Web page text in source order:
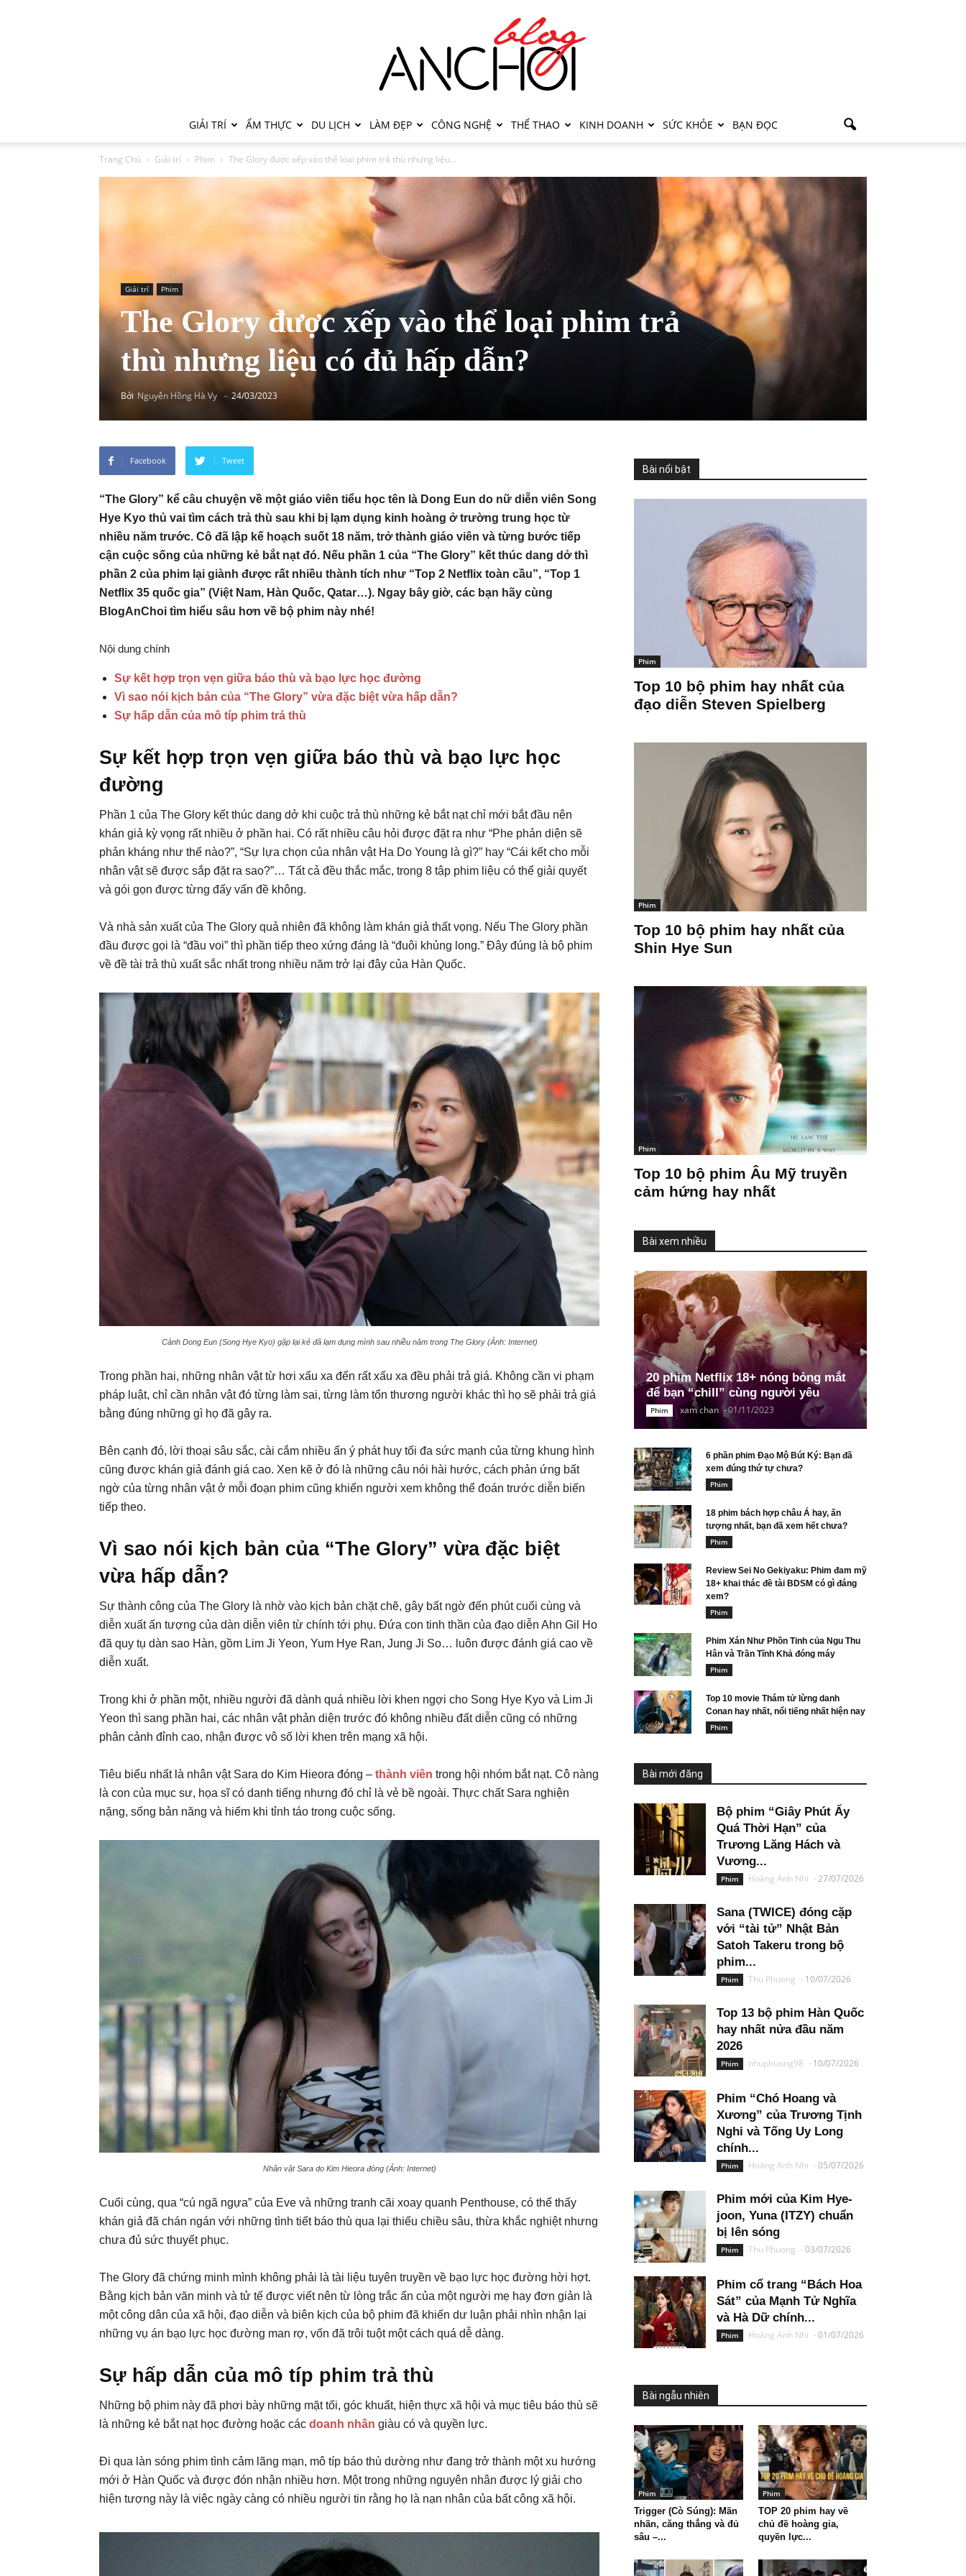
GIẢI TRÍ ẨM THỰC DU LỊCH LÀM ĐẸP CÔNG NGHỆ THỂ THAO KINH DOANH SỨC KHỎE BẠN ĐỌC
Trang Chủ Giải trí Phim The Glory được xếp vào thể loại phim trả thù nhưng liệu...
Giải trí Phim
The Glory được xếp vào thể loại phim trả
thù nhưng liệu có đủ hấp dẫn?
Bởi Nguyễn Hồng Hà Vy - 24/03/2023
Facebook Tweet
“The Glory” kể câu chuyện về một giáo viên tiểu học tên là Dong Eun do nữ diễn viên Song
Hye Kyo thủ vai tìm cách trả thù sau khi bị lạm dụng kinh hoàng ở trường trung học từ
nhiều năm trước. Cô đã lập kế hoạch suốt 18 năm, trở thành giáo viên và từng bước tiếp
cận cuộc sống của những kẻ bắt nạt đó. Nếu phần 1 của “The Glory” kết thúc dang dở thì
phần 2 của phim lại giành được rất nhiều thành tích như “Top 2 Netflix toàn cầu”, “Top 1
Netflix 35 quốc gia” (Việt Nam, Hàn Quốc, Qatar…). Ngay bây giờ, các bạn hãy cùng
BlogAnChoi tìm hiểu sâu hơn về bộ phim này nhé!
Nội dung chính
Sự kết hợp trọn vẹn giữa báo thù và bạo lực học đường
Vì sao nói kịch bản của “The Glory” vừa đặc biệt vừa hấp dẫn?
Sự hấp dẫn của mô típ phim trả thù
Sự kết hợp trọn vẹn giữa báo thù và bạo lực học
đường
Phần 1 của The Glory kết thúc dang dở khi cuộc trả thù những kẻ bắt nạt chỉ mới bắt đầu nên
khán giả kỳ vọng rất nhiều ở phần hai. Có rất nhiều câu hỏi được đặt ra như “Phe phản diện sẽ
phản kháng như thế nào?”, “Sự lựa chọn của nhân vật Ha Do Young là gì?” hay “Cái kết cho mỗi
nhân vật sẽ được sắp đặt ra sao?”… Tất cả đều thắc mắc, trong 8 tập phim liệu có thể giải quyết
và gói gọn được từng đấy vấn đề không.
Và nhà sản xuất của The Glory quả nhiên đã không làm khán giả thất vọng. Nếu The Glory phần
đầu được gọi là “đầu voi” thì phần tiếp theo xứng đáng là “đuôi khủng long.” Đây đúng là bộ phim
về đề tài trả thù xuất sắc nhất trong nhiều năm trở lại đây của Hàn Quốc.
Cảnh Dong Eun (Song Hye Kyo) gặp lại kẻ đã lạm dụng mình sau nhiều năm trong The Glory (Ảnh: Internet)
Trong phần hai, những nhân vật từ hơi xấu xa đến rất xấu xa đều phải trả giá. Không cần vi phạm
pháp luật, chỉ cần nhân vật đó từng làm sai, từng làm tổn thương người khác thì họ sẽ phải trả giá
bằng đúng những gì họ đã gây ra.
Bên cạnh đó, lời thoại sâu sắc, cài cắm nhiều ẩn ý phát huy tối đa sức mạnh của từng khung hình
cũng được khán giả đánh giá cao. Xen kẽ ở đó là những câu nói hài hước, cách phản ứng bất
ngờ của từng nhân vật ở mỗi đoạn phim cũng khiến người xem không thể đoán trước diễn biến
tiếp theo.
Vì sao nói kịch bản của “The Glory” vừa đặc biệt
vừa hấp dẫn?
Sự thành công của The Glory là nhờ vào kịch bản chặt chẽ, gây bất ngờ đến phút cuối cùng và
diễn xuất ấn tượng của dàn diễn viên từ chính tới phụ. Đứa con tinh thần của đạo diễn Ahn Gil Ho
đã quy tụ dàn sao Hàn, gồm Lim Ji Yeon, Yum Hye Ran, Jung Ji So… luôn được đánh giá cao về
diễn xuất.
Trong khi ở phần một, nhiều người đã dành quá nhiều lời khen ngợi cho Song Hye Kyo và Lim Ji
Yeon thì sang phần hai, các nhân vật phản diện trước đó không nhiều đất diễn cũng có những
phân cảnh đỉnh cao, nhận được vô số lời khen trên mạng xã hội.
Tiêu biểu nhất là nhân vật Sara do Kim Hieora đóng – thành viên trong hội nhóm bắt nạt. Cô nàng
là con của mục sư, họa sĩ có danh tiếng nhưng đó chỉ là vẻ bề ngoài. Thực chất Sara nghiện
nặng, sống bản năng và hiếm khi tỉnh táo trong cuộc sống.
Nhân vật Sara do Kim Hieora đóng (Ảnh: Internet)
Cuối cùng, qua “cú ngã ngựa” của Eve và những tranh cãi xoay quanh Penthouse, có thể thấy
khán giả đã chán ngán với những tình tiết báo thù qua lại thiếu chiều sâu, thừa khắc nghiệt nhưng
chưa đủ sức thuyết phục.
The Glory đã chứng minh mình không phải là tài liệu tuyên truyền về bạo lực học đường hời hợt.
Bằng kịch bản văn minh và tử tế được viết nên từ lòng trắc ẩn của một người mẹ hay đơn giản là
một công dân của xã hội, đạo diễn và biên kịch của bộ phim đã khiến dư luận phải nhìn nhận lại
những vụ án bạo lực học đường man rợ, vốn đã trôi tuột một cách quá dễ dàng.
Sự hấp dẫn của mô típ phim trả thù
Những bộ phim này đã phơi bày những mặt tối, góc khuất, hiện thực xã hội và mục tiêu báo thù sẽ
là những kẻ bắt nạt học đường hoặc các doanh nhân giàu có và quyền lực.
Đi qua làn sóng phim tình cảm lãng mạn, mô típ báo thù dường như đang trở thành một xu hướng
mới ở Hàn Quốc và được đón nhận nhiều hơn. Một trong những nguyên nhân được lý giải cho
hiện tượng này là việc ngày càng có nhiều người tin rằng họ là nạn nhân của bất công xã hội.
Bài nổi bật
Phim
Top 10 bộ phim hay nhất của
đạo diễn Steven Spielberg
Phim
Top 10 bộ phim hay nhất của
Shin Hye Sun
Phim
Top 10 bộ phim Âu Mỹ truyền
cảm hứng hay nhất
Bài xem nhiều
20 phim Netflix 18+ nóng bỏng mắt
để bạn “chill” cùng người yêu
Phim xam chan -01/11/2023
6 phần phim Đạo Mộ Bút Ký: Bạn đã
xem đúng thứ tự chưa?
Phim
18 phim bách hợp châu Á hay, ấn
tượng nhất, bạn đã xem hết chưa?
Phim
Review Sei No Gekiyaku: Phim đam mỹ
18+ khai thác đề tài BDSM có gì đáng
xem?
Phim
Phim Xán Như Phồn Tinh của Ngu Thu
Hân và Trần Tĩnh Khả đóng máy
Phim
Top 10 movie Thám tử lừng danh
Conan hay nhất, nổi tiếng nhất hiện nay
Phim
Bài mới đăng
Bộ phim “Giây Phút Ấy
Quá Thời Hạn” của
Trương Lăng Hách và
Vương...
Phim Hoàng Anh Nhi -27/07/2026
Sana (TWICE) đóng cặp
với “tài tử” Nhật Bản
Satoh Takeru trong bộ
phim...
Phim Thu Phuong - 10/07/2026
Top 13 bộ phim Hàn Quốc
hay nhất nửa đầu năm
2026
Phim nhuphuong98 - 10/07/2026
Phim “Chó Hoang và
Xương” của Trương Tịnh
Nghi và Tống Uy Long
chính...
Phim Hoàng Anh Nhi -05/07/2026
Phim mới của Kim Hye-
joon, Yuna (ITZY) chuẩn
bị lên sóng
Phim Thu Phuong -03/07/2026
Phim cổ trang “Bách Hoa
Sát” của Mạnh Tử Nghĩa
và Hà Dữ chính...
Phim Hoàng Anh Nhi -01/07/2026
Bài ngẫu nhiên
Phim
Trigger (Cò Súng): Mãn
nhãn, căng thẳng và đủ
sâu –...
Phim
TOP 20 phim hay về
chủ đề hoàng gia,
quyền lực...